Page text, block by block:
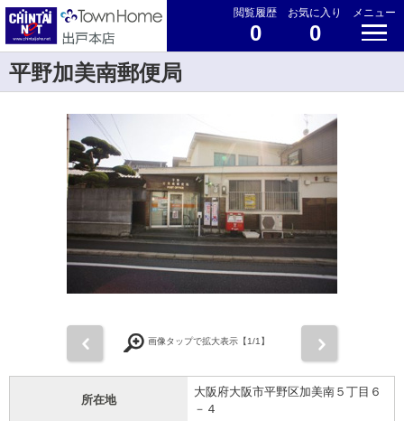
閲覧履歴
0
お気に入り
0
メニュー
平野加美南郵便局
画像タップで拡大表示【1/1】
所在地
大阪府大阪市平野区加美南５丁目６
－４